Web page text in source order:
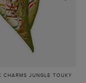
CHARMS JUNGLE TOUKY